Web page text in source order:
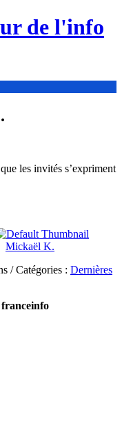
de l'info
les invités s’expriment
Mickaël K.
/ Catégories : Dernières